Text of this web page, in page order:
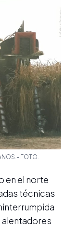
FOTO:
en el norte
técnicas
alentadores